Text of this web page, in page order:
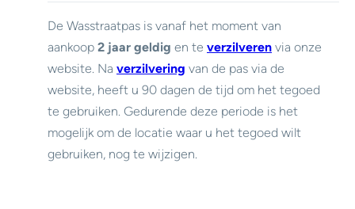
De Wasstraatpas is vanaf het moment van
aankoop 2 jaar geldig en te verzilveren via onze
website. Na verzilvering van de pas via de
website, heeft u 90 dagen de tijd om het tegoed
te gebruiken. Gedurende deze periode is het
mogelijk om de locatie waar u het tegoed wilt
gebruiken, nog te wijzigen.